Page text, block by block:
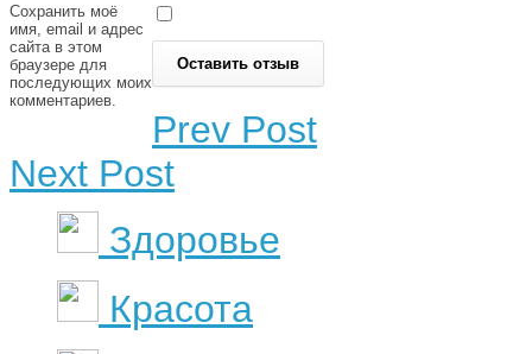
Сохранить моё
имя, email и адрес
сайта в этом
браузере для
последующих моих
комментариев.
Prev Post
Next Post
Здоровье
Красота